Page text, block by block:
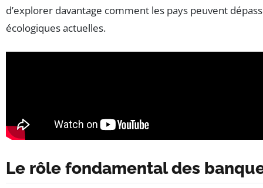
d’explorer davantage comment les pays peuvent
écologiques actuelles.
Le rôle fondamental des